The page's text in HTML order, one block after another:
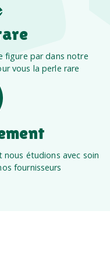
figure par dans notre
vous la perle rare
étudions avec soin
fournisseurs